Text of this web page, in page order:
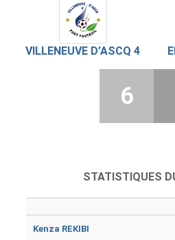
VILLENEUVE D’ASCQ 4
6
STATISTIQUES
Kenza REKIBI